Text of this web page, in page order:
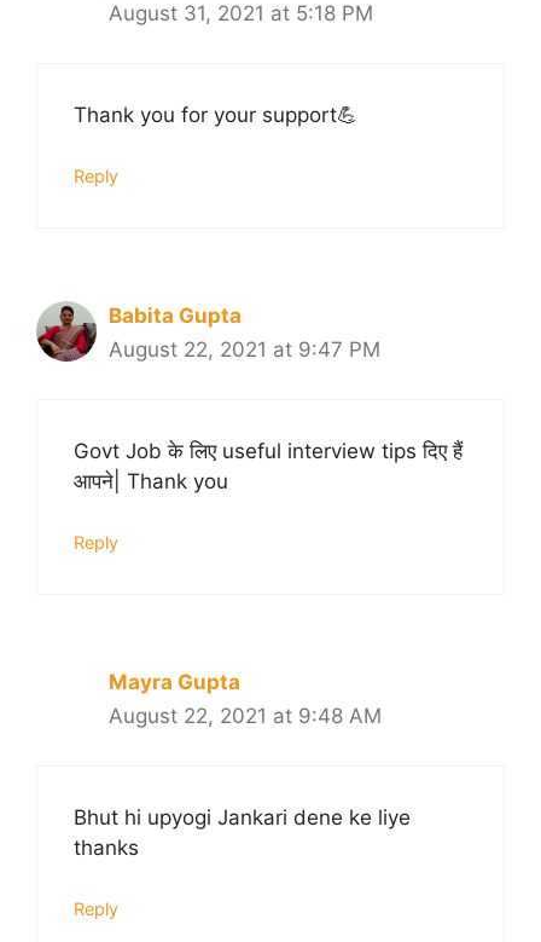
August 31, 2021 at 5:18 PM
Thank you for your support💪
Reply
Babita Gupta
August 22, 2021 at 9:47 PM
Govt Job के लिए useful interview tips दिए हैं
आपने| Thank you
Reply
Mayra Gupta
August 22, 2021 at 9:48 AM
Bhut hi upyogi Jankari dene ke liye
thanks
Reply